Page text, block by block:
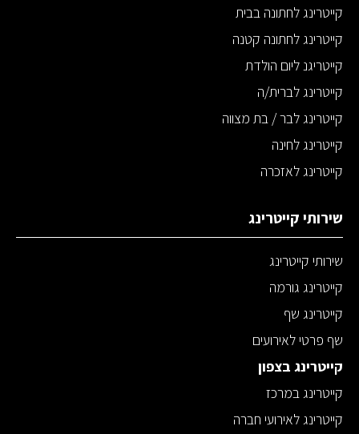
קייטרינג לחתונה בבית
קייטרינג לחתונה קטנה
קייטריגנ ליום הולדת
קייטרינג לברית/ה
קייטרינג לבר / בת מצווה
קייטרינג לחינה
קייטרינג לאזכרה
שירותי קייטרינג
שירותי קייטרינג
קייטרינג גורמה
קייטרינג שף
שף פרטי לאירועים
קייטרינג בצפון
קייטרינג במרכז
קייטרינג לאירועי חברה